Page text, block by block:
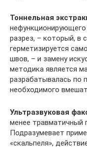
Тоннельная
нефункционирующего
разрез, – который, в
герметизируется
швов, – и замену
методика является
разрабатывалась по
необходимого
Ультразвуковая
менее травматичный
Подразумевает
«скальпеля»,